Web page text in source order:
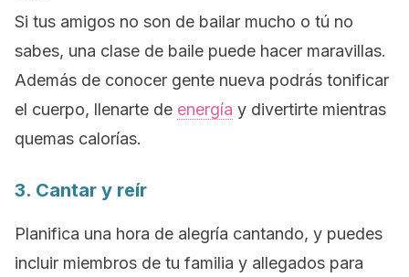
Si tus amigos no son de bailar mucho o tú no
sabes, una clase de baile puede hacer maravillas.
Además de conocer gente nueva podrás tonificar
el cuerpo, llenarte de energía y divertirte mientras
quemas calorías.
3. Cantar y reír
Planifica una hora de alegría cantando, y puedes
incluir miembros de tu familia y allegados para